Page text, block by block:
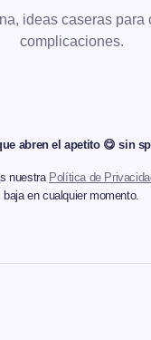
ideas caseras para
complicaciones.
abren el apetito 😋 sin
nuestra Política de
baja en cualquier momento.